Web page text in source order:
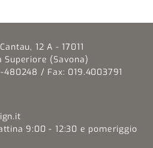
12 A - 17011
Superiore (Savona)
480248 / Fax: 019.4003791
9:00 - 12:30 e pomeriggio